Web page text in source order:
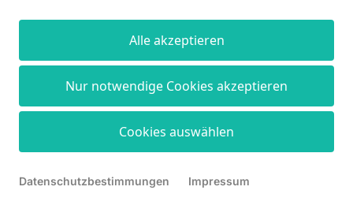
innerhalb sozialer Netzwerke im Regelfall für
Marktforschungs- und Werbezwecke
verarbeitet. So können z. B. anhand des
Nutzungsverhaltens und sich daraus
ergebender Interessen der Nutzer
Nutzungsprofile erstellt werden. Die
Nutzungsprofile können wiederum
verwendet werden, um z. B. Werbeanzeigen
Alle akzeptieren
Nur notwendige Cookies akzeptieren
Cookies auswählen
Datenschutzbestimmungen Impressum